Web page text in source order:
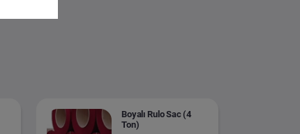
Boyalı Rulo Sac (4
Ton)